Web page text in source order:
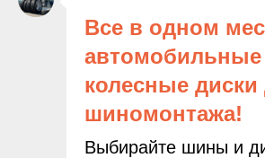
ваш автомобиль
дольше, а поездки
Все в одном
колесные диски
шиномонтажа!
Выбирайте шины и